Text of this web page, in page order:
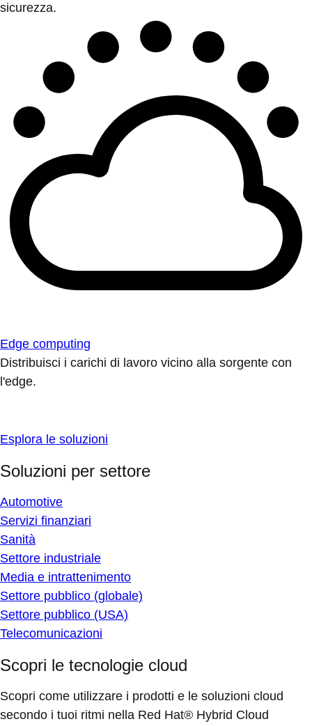
sicurezza.
Edge computing
Distribuisci i carichi di lavoro vicino alla sorgente con
l'edge.
Esplora le soluzioni
Soluzioni per settore
Automotive
Servizi finanziari
Sanità
Settore industriale
Media e intrattenimento
Settore pubblico (globale)
Settore pubblico (USA)
Telecomunicazioni
Scopri le tecnologie cloud
Scopri come utilizzare i prodotti e le soluzioni cloud
secondo i tuoi ritmi nella Red Hat® Hybrid Cloud